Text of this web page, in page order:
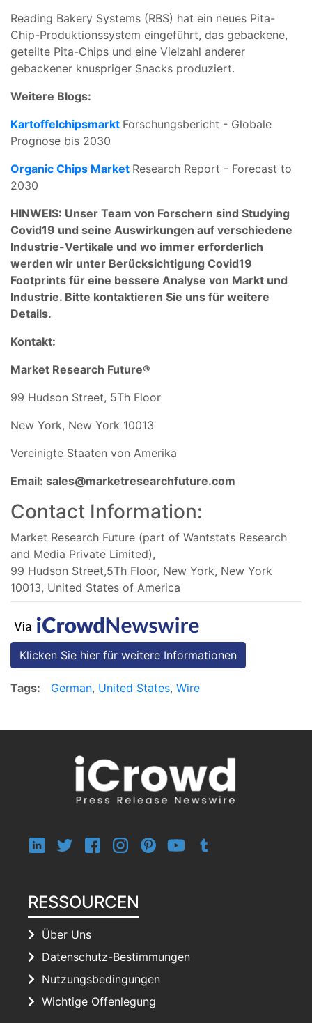
Reading Bakery Systems (RBS) hat ein neues Pita-
Chip-Produktionssystem eingeführt, das gebackene,
geteilte Pita-Chips und eine Vielzahl anderer
gebackener knuspriger Snacks produziert.
Weitere Blogs:
Kartoffelchipsmarkt Forschungsbericht - Globale
Prognose bis 2030
Organic Chips Market Research Report - Forecast to
2030
HINWEIS: Unser Team von Forschern sind Studying
Covid19 und seine Auswirkungen auf verschiedene
Industrie-Vertikale und wo immer erforderlich
werden wir unter Berücksichtigung Covid19
Footprints für eine bessere Analyse von Markt und
Industrie. Bitte kontaktieren Sie uns für weitere
Details.
Kontakt:
Market Research Future®
99 Hudson Street, 5Th Floor
New York, New York 10013
Vereinigte Staaten von Amerika
Email: sales@marketresearchfuture.com
Contact Information:
Market Research Future (part of Wantstats Research
and Media Private Limited),
99 Hudson Street,5Th Floor, New York, New York
10013, United States of America
Klicken Sie hier für weitere Informationen
Tags: German, United States, Wire
RESSOURCEN
Über Uns
Datenschutz-Bestimmungen
Nutzungsbedingungen
Wichtige Offenlegung